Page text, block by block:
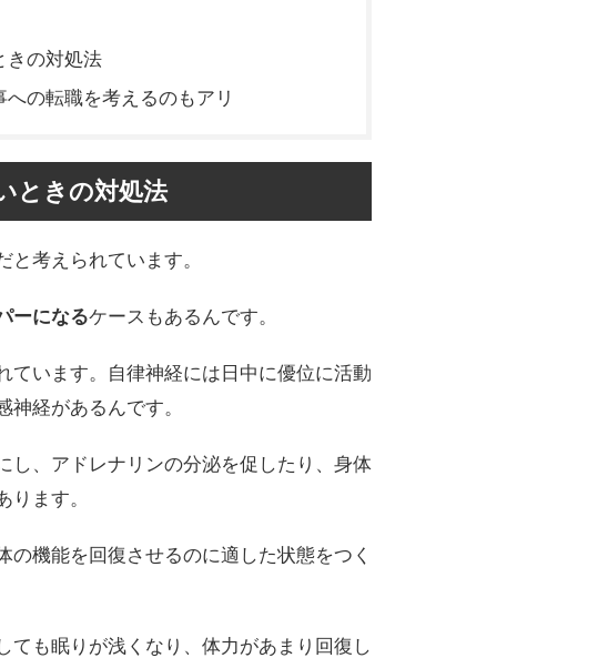
きの対処法
の転職を考えるのもアリ
ときの対処法
と考えられています。
ーになるケースもあるんです。
ています。自律神経には日中に優位に活動
経があるんです。
し、アドレナリンの分泌を促したり、身体
ます。
機能を回復させるのに適した状態をつく
も眠りが浅くなり、体力があまり回復し